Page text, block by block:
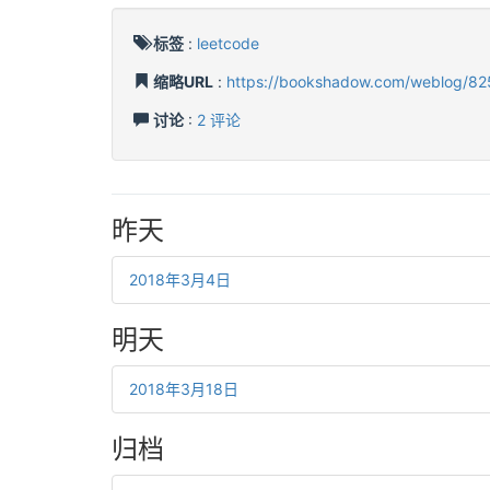
标签 : leetcode
缩略URL : https://bookshadow.com/weblog/
讨论: 2 评论
昨天
2018年3月4日
明天
2018年3月18日
归档